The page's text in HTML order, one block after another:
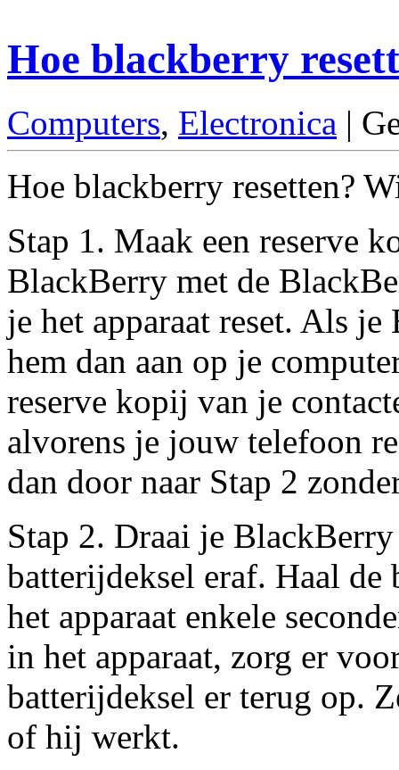
Hoe blackberry
Computers, Electronica |
Hoe blackberry resetten?
Stap 1. Maak een reserve
BlackBerry met de
je het apparaat reset. Als
hem dan aan op je
reserve kopij van je
alvorens je jouw telefoon
dan door naar Stap 2
Stap 2. Draai je
batterijdeksel eraf. Haal de
het apparaat enkele
in het apparaat, zorg er
batterijdeksel er terug op.
of hij werkt.